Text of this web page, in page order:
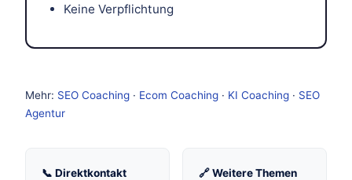
Keine Verpflichtung
Mehr: SEO Coaching · Ecom Coaching · KI Coaching · SEO
Agentur
📞 Direktkontakt
🔗 Weitere Themen